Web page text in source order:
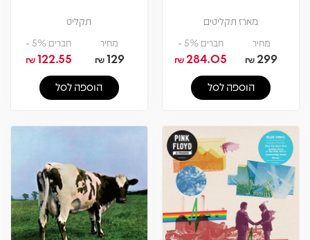
מארז תקליטים
מחיר
299
₪
חברים 5% -
284.05
₪
הוספה לסל
תקליט
מחיר
129
₪
חברים 5% -
122.55
₪
הוספה לסל